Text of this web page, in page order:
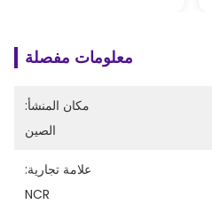
معلومات مفصلة
مكان المنشأ:
الصين
علامة تجارية:
NCR